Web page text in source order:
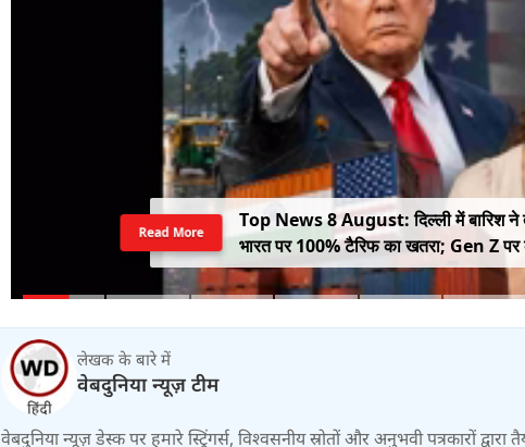
Top News 8 August: दिल्ली में बारिश ने
भारत पर 100% टैरिफ का खतरा; Gen Z पर
Read More
लेखक के बारे में
वेबदुनिया न्यूज़ टीम
वेबदुनिया न्यूज़ डेस्क पर हमारे स्ट्रिंगर्स, विश्वसनीय स्रोतों और अनुभवी पत्रकारों द्वारा